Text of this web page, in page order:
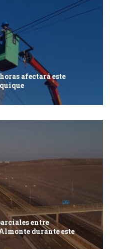
afectará este
entre
durante este